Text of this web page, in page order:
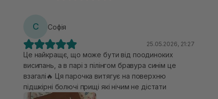
С Софія
25.05.2026, 21:27
Це найкращє, що може бути від поодиноких
висипань, а в парі з пілінгом бравура синім це
взагалі🔥 Ця парочка витягує на поверхню
підшкірні болючі прищі які нічим не дістати